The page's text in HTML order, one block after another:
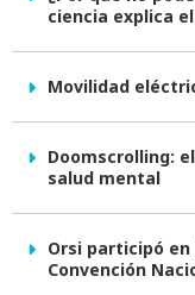
ciencia explica
Movilidad
Doomscrolling:
salud mental
Orsi participó en
Convención